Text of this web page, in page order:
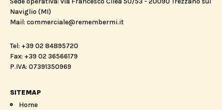
Naviglio (MI)
Mail: commerciale@remembermi.it
Tel: +39 02 84895720
Fax: +39 02 36566179
P.IVA: 07391350969
SITEMAP
Home